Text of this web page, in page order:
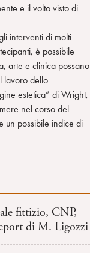
e il volto visto di
interventi di molti
è possibile
arte e clinica possano
lavoro dello
estetica” di Wright,
nel corso del
un possibile indice di
fittizio, CNP,
di M. Ligozzi